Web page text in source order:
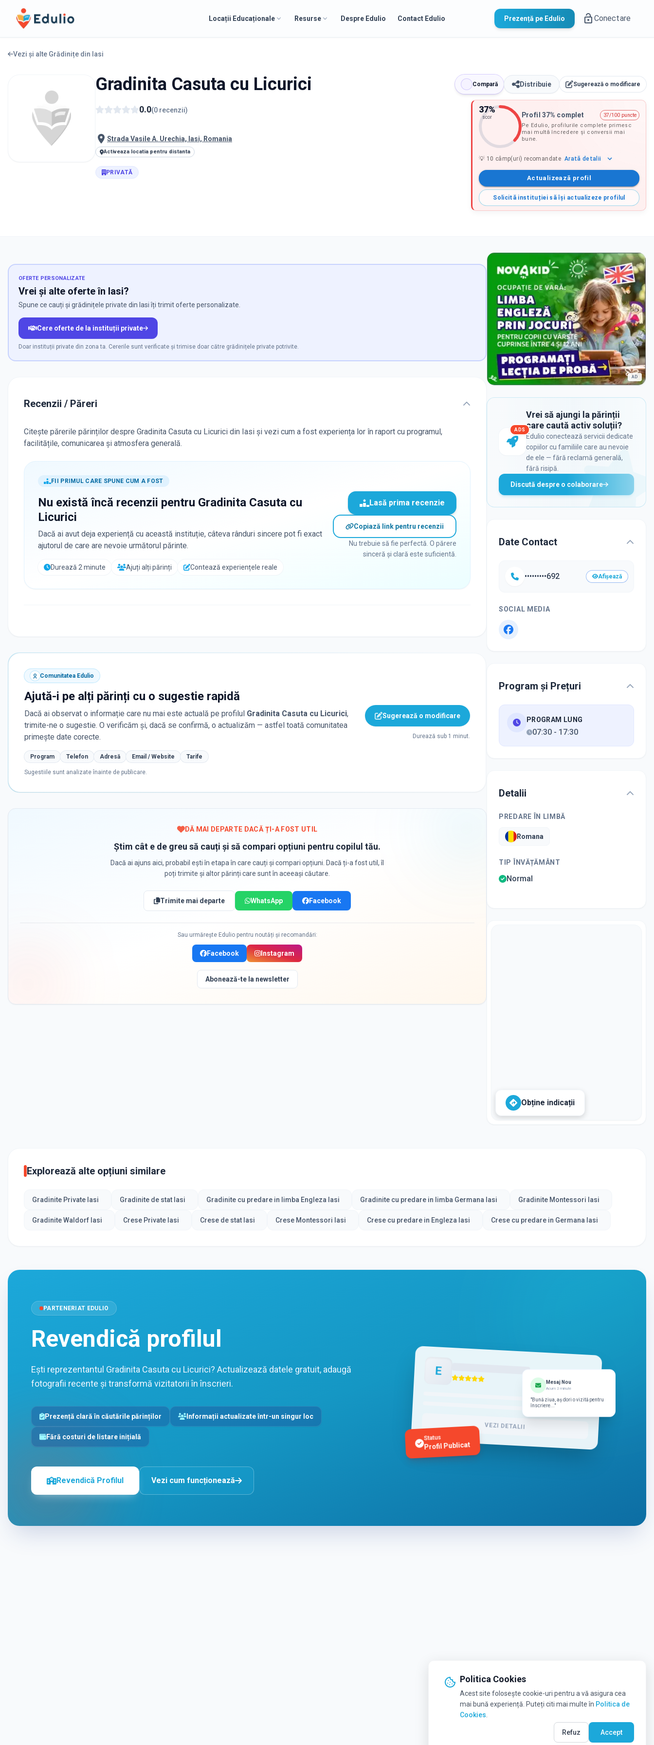
Edulio
Locații Educaționale Resurse Despre Edulio Contact Edulio Prezență pe Edulio Conectare
Vezi și alte Grădinițe din Iasi
Gradinita Casuta cu Licurici Compară Distribuie Sugerează o modificare
0.0(0 recenzii)
Strada Vasile A. Urechia, Iasi, Romania
Activeaza locatia pentru distanta
PRIVATĂ
37%
scor Profil 37% complet
37/100 puncte
Pe Edulio, profilurile complete primesc
mai multă încredere și conversii mai
bune.
💡 10 câmp(uri) recomandate Arată detalii
Actualizează profil
Solicită instituției să își actualizeze profilul
OFERTE PERSONALIZATE
Vrei și alte oferte în Iasi?
Spune ce cauți și grădinițele private din Iasi îți trimit oferte personalizate.
Cere oferte de la instituții private
Doar instituții private din zona ta. Cererile sunt verificate și trimise doar către grădinițele private potrivite.
Recenzii / Păreri
Citește părerile părinților despre Gradinita Casuta cu Licurici din Iasi și vezi cum a fost experiența lor în raport cu programul,
facilitățile, comunicarea și atmosfera generală.
FII PRIMUL CARE SPUNE CUM A FOST
Nu există încă recenzii pentru Gradinita Casuta cu
Licurici
Dacă ai avut deja experiență cu această instituție, câteva rânduri sincere pot fi exact
ajutorul de care are nevoie următorul părinte.
Durează 2 minute Ajuți alți părinți Contează experiențele reale
Lasă prima recenzie
Copiază link pentru recenzii
Nu trebuie să fie perfectă. O părere
sinceră și clară este suficientă.
Comunitatea Edulio
Ajută-i pe alți părinți cu o sugestie rapidă
Dacă ai observat o informație care nu mai este actuală pe profilul Gradinita Casuta cu Licurici,
trimite-ne o sugestie. O verificăm și, dacă se confirmă, o actualizăm — astfel toată comunitatea
primește date corecte.
Program Telefon Adresă Email / Website Tarife
Sugestiile sunt analizate înainte de publicare.
Sugerează o modificare
Durează sub 1 minut.
DĂ MAI DEPARTE DACĂ ȚI-A FOST UTIL
Știm cât e de greu să cauți și să compari opțiuni pentru copilul tău.
Dacă ai ajuns aici, probabil ești în etapa în care cauți și compari opțiuni. Dacă ți-a fost util, îl
poți trimite și altor părinți care sunt în aceeași căutare.
Trimite mai departe WhatsApp Facebook
Sau urmărește Edulio pentru noutăți și recomandări:
Facebook Instagram
Abonează-te la newsletter
AD
ADS
Vrei să ajungi la părinții
care caută activ soluții?
Edulio conectează servicii dedicate
copiilor cu familiile care au nevoie
de ele — fără reclamă generală,
fără risipă.
Discută despre o colaborare
Date Contact
•••••••••692 Afișează
SOCIAL MEDIA
Program și Prețuri
PROGRAM LUNG
07:30 - 17:30
Detalii
PREDARE ÎN LIMBĂ
Romana
TIP ÎNVĂȚĂMÂNT
Normal
Obține indicații
Explorează alte opțiuni similare
Gradinite Private Iasi Gradinite de stat Iasi Gradinite cu predare in limba Engleza Iasi Gradinite cu predare in limba Germana Iasi Gradinite Montessori Iasi
Gradinite Waldorf Iasi Crese Private Iasi Crese de stat Iasi Crese Montessori Iasi Crese cu predare in Engleza Iasi Crese cu predare in Germana Iasi
PARTENERIAT EDULIO
Revendică profilul
Ești reprezentantul Gradinita Casuta cu Licurici? Actualizează datele gratuit, adaugă
fotografii recente și transformă vizitatorii în înscrieri.
Prezență clară în căutările părinților Informații actualizate într-un singur loc
Fără costuri de listare inițială
Revendică Profilul Vezi cum funcționează
E
VEZI DETALII
Acum 2 minute
"Bună ziua, aș dori o vizită pentru
înscriere..."
Status
Profil Publicat
Politica Cookies
Acest site folosește cookie-uri pentru a vă asigura cea
mai bună experiență. Puteți citi mai multe în Politica de
Cookies
Refuz Accept